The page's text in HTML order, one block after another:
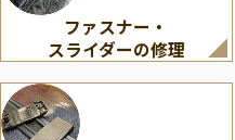
ファスナー・
スライダーの修理